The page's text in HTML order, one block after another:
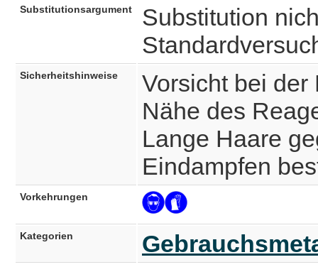
Substitutionsargument
Substitution
Sicherheitshinweise
Vorsicht bei
Nähe des
Lange Haare
Eindampfen
Vorkehrungen
Kategorien